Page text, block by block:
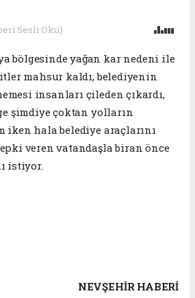
Sesli Oku)
bölgesinde yağan kar nedeni ile
mahsur kaldı, belediyenin
insanları çileden çıkardı,
şimdiye çoktan yolların
iken hala belediye araçlarını
veren vatandaşla biran önce
istiyor.
NEVŞEHIR HABERİ